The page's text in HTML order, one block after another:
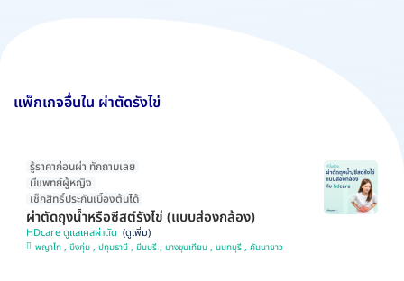
แพ็กเกจอื่นใน ผ่าตัดรังไข่
รู้ราคาก่อนผ่า ทักถามเลย
มีแพทย์ผู้หญิง
เช็กสิทธิ์ประกันเบื้องต้นได้
ผ่าตัดถุงน้ำหรือซีสต์รังไข่ (แบบส่องกล้อง)
HDcare ดูแลเคสผ่าตัด
พญาไท , บึงกุ่ม , ปทุมธานี , มีนบุรี , บางขุนเทียน , นนทบุรี , คันนายาว